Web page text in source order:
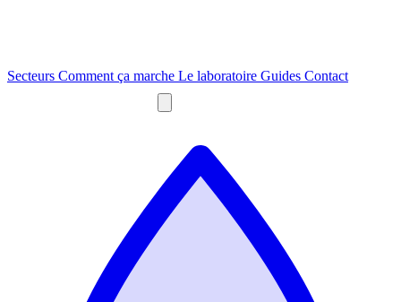
Secteurs Comment ça marche Le laboratoire Guides Contact